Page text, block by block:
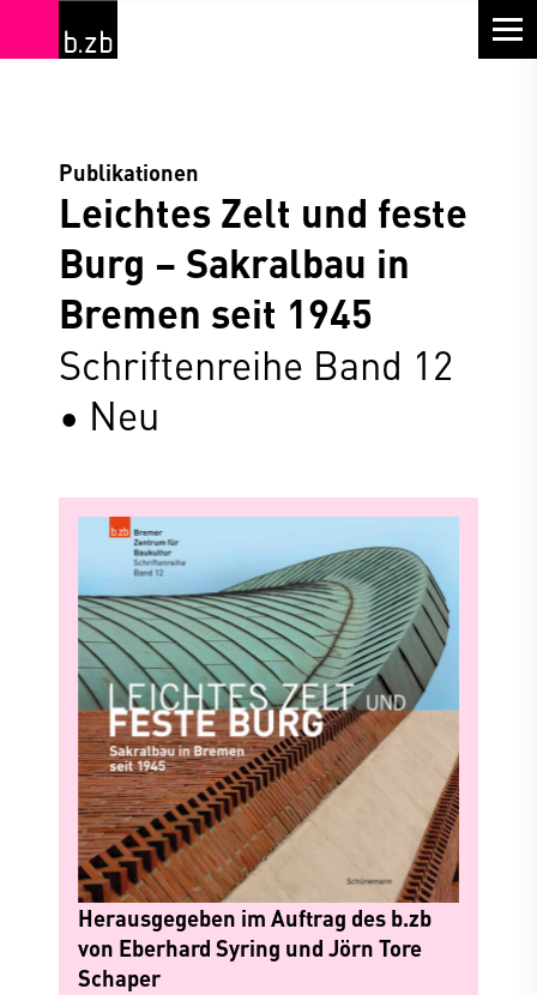
Publikationen
Leichtes Zelt und feste
Burg – Sakralbau in
Bremen seit 1945
Schriftenreihe Band 12
• Neu
Herausgegeben im Auftrag des b.zb
von Eberhard Syring und Jörn Tore
Schaper